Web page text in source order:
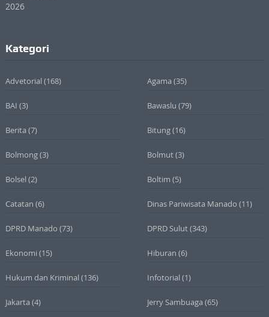
Kategori
Advetorial (168) Agama (35)
BAI (3) Bawaslu (79)
Berita (7) Bitung(16)
Bolmong(3) Bolmut(3)
Bolsel (2) Boltim (5)
Catatan (6) Dinas Pariwisata Manado (11)
DPRD Manado (73) DPRD Sulut(343)
Ekonomi (15) Hiburan (6)
Hukum dan Kriminal (136) Infotorial (1)
Jakarta (4) Jerry Sambuaga (65)